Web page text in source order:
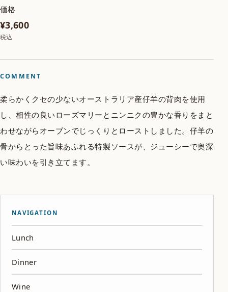
価格
¥3,600
税込
COMMENT
柔らかくクセの少ないオーストラリア産仔羊の背肉を使用
し、相性の良いローズマリーとニンニクの豊かな香りをまと
わせながらオーブンでじっくりとローストしました。仔羊の
骨からとった旨味あふれる特製ソースが、ジューシーで奥深
い味わいを引き立てます。
NAVIGATION
Lunch
Dinner
Wine